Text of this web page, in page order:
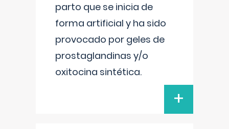
parto que se inicia de
forma artificial y ha sido
provocado por geles de
prostaglandinas y/o
oxitocina sintética.
+